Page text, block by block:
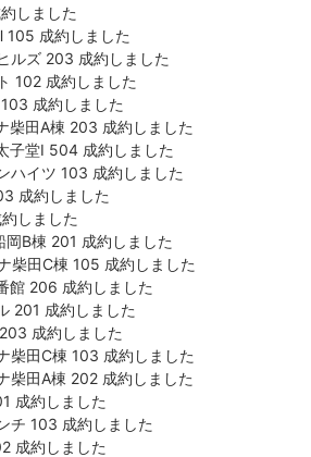
しました
成約しました
ルズ 203 成約しました
102 成約しました
成約しました
柴田A棟 203 成約しました
堂Ⅰ 504 成約しました
ハイツ 103 成約しました
成約しました
しました
B棟 201 成約しました
柴田C棟 105 成約しました
館 206 成約しました
201 成約しました
成約しました
柴田C棟 103 成約しました
柴田A棟 202 成約しました
成約しました
チ 103 成約しました
成約しました